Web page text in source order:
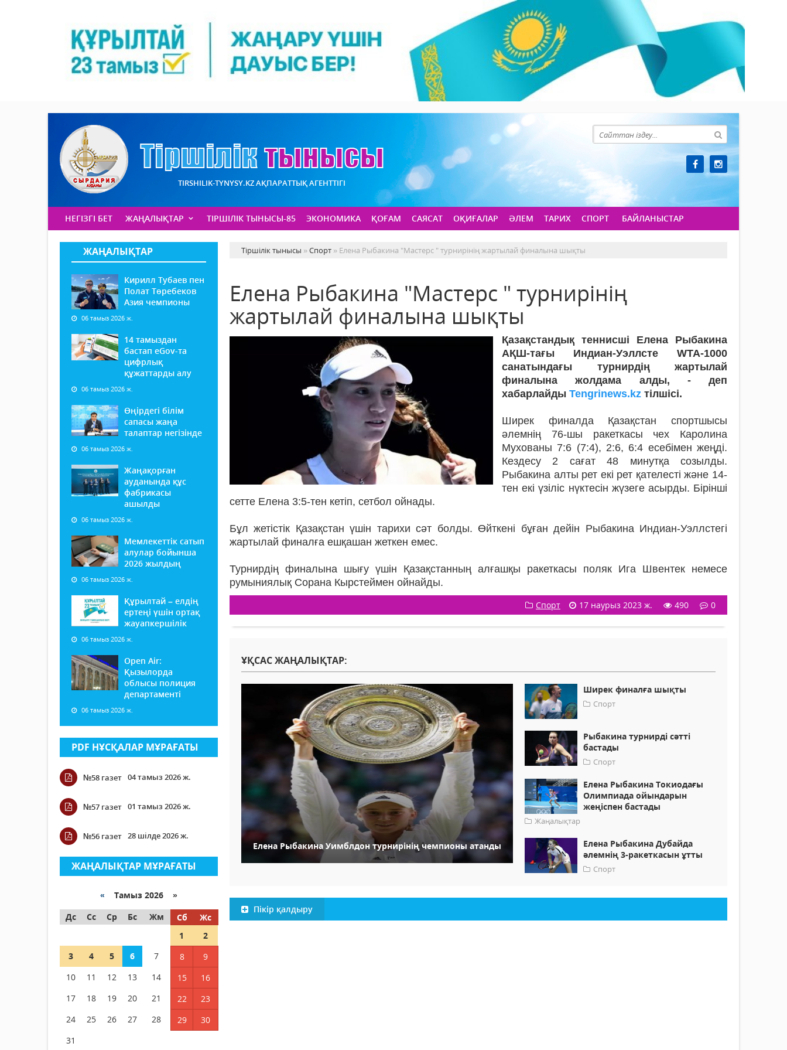
TIRSHILIK-TYNYSY.KZ АҚПАРАТТЫҚ АГЕНТТІГІ
НЕГІЗГІ БЕТ ЖАҢАЛЫҚТАР ТІРШІЛІК ТЫНЫСЫ-85 ЭКОНОМИКА ҚОҒАМ САЯСАТ ОҚИҒАЛАР ӘЛЕМ ТАРИХ СПОРТ БАЙЛАНЫСТАР
ЖАҢАЛЫҚТАР
Кирилл Тубаев пен
Полат Төребеков
Азия чемпионы
06 тамыз 2026 ж.
14 тамыздан
бастап еGov-та
цифрлық
құжаттарды алу
06 тамыз 2026 ж.
Өңірдегі білім
сапасы жаңа
талаптар негізінде
06 тамыз 2026 ж.
Жаңақорған
ауданында құс
фабрикасы
ашылды
06 тамыз 2026 ж.
Мемлекеттік сатып
алулар бойынша
2026 жылдың
06 тамыз 2026 ж.
Құрылтай – елдің
ертеңі үшін ортақ
жауапкершілік
06 тамыз 2026 ж.
Open Air:
Қызылорда
облысы полиция
департаменті
06 тамыз 2026 ж.
PDF НҰСҚАЛАР МҰРАҒАТЫ
№58 газет 04 тамыз 2026 ж.
№57 газет 01 тамыз 2026 ж.
№56 газет 28 шілде 2026 ж.
ЖАҢАЛЫҚТАР МҰРАҒАТЫ
« Тамыз 2026 »
Дс
Сс Ср Бс Жм Сб
Жс
1
2
3
4 5 6 7 8
9
10
11 12 13 14 15
16
17
18 19 20 21 22
23
24
25 26 27 28 29
30
31
Тіршілік тынысы »Спорт » Елена Рыбакина "Мастерс " турнирінің жартылай финалына шықты
Елена Рыбакина "Мастерс " турнирінің
жартылай финалына шықты
Қазақстандық теннисші Елена Рыбакина
АҚШ-тағы Индиан-Уэллсте WTA-1000
санатындағы турнирдің жартылай
финалына жолдама алды, - деп
хабарлайды Tengrinews.kz тілшісі.
Ширек финалда Қазақстан спортшысы
әлемнің 76-шы ракеткасы чех Каролина
Мухованы 7:6 (7:4), 2:6, 6:4 есебімен жеңді.
Кездесу 2 сағат 48 минутқа созылды.
Рыбакина алты рет екі рет қателесті және 14-
тен екі үзіліс нүктесін жүзеге асырды. Бірінші
сетте Елена 3:5-тен кетіп, сетбол ойнады.
Бұл жетістік Қазақстан үшін тарихи сәт болды. Өйткені бұған дейін Рыбакина Индиан-Уэллстегі
жартылай финалға ешқашан жеткен емес.
Турнирдің финалына шығу үшін Қазақстанның алғашқы ракеткасы поляк Ига Швентек немесе
румыниялық Сорана Кырстеймен ойнайды.
Спорт 17 наурыз 2023 ж. 490 0
ҰҚСАС ЖАҢАЛЫҚТАР:
Елена Рыбакина Уимблдон турнирінің чемпионы атанды
Ширек финалға шықты
Спорт
Рыбакина турнирді сәтті
бастады
Спорт
Елена Рыбакина Токиодағы
Олимпиада ойындарын
жеңіспен бастады
Жаңалықтар
Елена Рыбакина Дубайда
әлемнің 3-ракеткасын ұтты
Спорт
Пікір қалдыру